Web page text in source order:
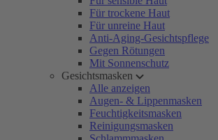
Für trockene Haut
Für unreine Haut
Anti-Aging-Gesichtspflege
Gegen Rötungen
Mit Sonnenschutz
Gesichtsmasken
Alle anzeigen
Augen- & Lippenmasken
Feuchtigkeitsmasken
Reinigungsmasken